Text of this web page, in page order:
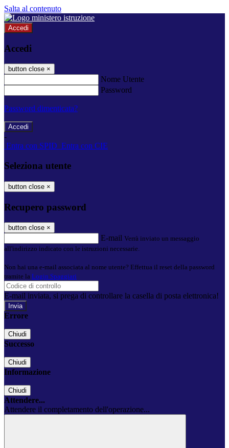
Salta al contenuto
Accedi
Accedi
button close ×
Nome Utente
Password
Password dimenticata?
-
Entra con SPID Entra con CIE
Seleziona utente
button close ×
Recupero password
button close ×
E-mail Verrà inviato un messaggio
all'indirizzo indicato con le istruzioni necessarie.
Non hai una e-mail associata al nome utente? Effettua il reset della password
tramite la Login Spaggiari
E-mail inviata, si prega di controllare la casella di posta elettronica!
Errore
Chiudi
Successo
Chiudi
Informazione
Chiudi
Attendere...
Attendere il completamento dell'operazione...